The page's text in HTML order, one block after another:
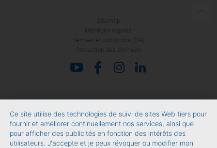
Sitemap
Mentions légales
Termes et conditions (CG)
Protection des données
Ce site utilise des technologies de suivi de sites Web tiers pour
fournir et améliorer continuellement nos services, ainsi que
pour afficher des publicités en fonction des intérêts des
utilisateurs. J'accepte et je peux révoquer ou modifier mon